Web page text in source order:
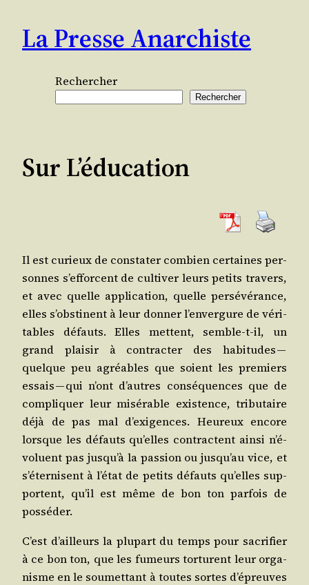
contenu
La Presse Anarchiste
Rechercher
Rechercher
Sur L’éducation
Il est curieux de consta­ter com­bien cer­taines per­
sonnes s’ef­forcent de culti­ver leurs petits tra­vers,
et avec quelle appli­ca­tion, quelle per­sé­vé­rance,
elles s’obs­tinent à leur don­ner l’en­ver­gure de véri­
tables défauts. Elles mettent, semble-t-il, un
grand plai­sir à contrac­ter des habi­tudes —
quelque peu agréables que soient les pre­miers
essais — qui n’ont d’autres consé­quences que de
com­pli­quer leur misé­rable exis­tence, tri­bu­taire
déjà de pas mal d’exi­gences. Heu­reux encore
lorsque les défauts qu’elles contractent ain­si n’é­
vo­luent pas jus­qu’à la pas­sion ou jus­qu’au vice, et
s’é­ter­nisent à l’é­tat de petits défauts qu’elles sup­
portent, qu’il est même de bon ton par­fois de
posséder.
C’est d’ailleurs la plu­part du temps pour sacri­fier
à ce bon ton, que les fumeurs tor­turent leur orga­
nisme en le sou­met­tant à toutes sortes d’é­preuves